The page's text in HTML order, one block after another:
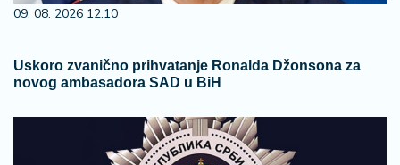
09. 08. 2026 12:10
Uskoro zvanično prihvatanje Ronalda Džonsona za
novog ambasadora SAD u BiH